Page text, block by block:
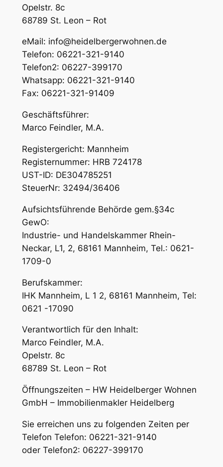
Opelstr. 8c
68789 St. Leon – Rot
eMail: info@heidelbergerwohnen.de
Telefon: 06221-321-9140
Telefon2: 06227-399170
Whatsapp: 06221-321-9140
Fax: 06221-321-91409
Geschäftsführer:
Marco Feindler, M.A.
Registergericht: Mannheim
Registernummer: HRB 724178
UST-ID: DE304785251
SteuerNr: 32494/36406
Aufsichtsführende Behörde gem.§34c
GewO:
Industrie- und Handelskammer Rhein-
Neckar, L1, 2, 68161 Mannheim, Tel.: 0621-
1709-0
Berufskammer:
IHK Mannheim, L 1 2, 68161 Mannheim, Tel:
0621 -17090
Verantwortlich für den Inhalt:
Marco Feindler, M.A.
Opelstr. 8c
68789 St. Leon – Rot
Öffnungszeiten – HW Heidelberger Wohnen
GmbH – Immobilienmakler Heidelberg
Sie erreichen uns zu folgenden Zeiten per
Telefon Telefon: 06221-321-9140
oder Telefon2: 06227-399170